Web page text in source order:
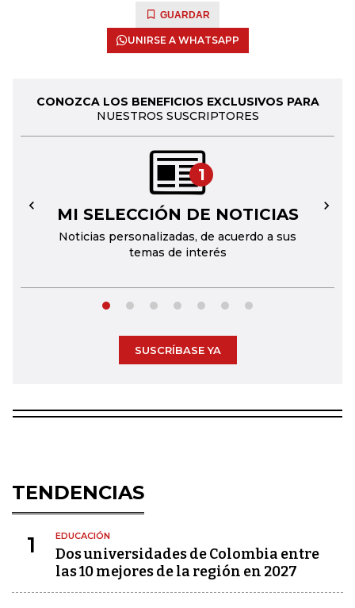
GUARDAR
UNIRSE A WHATSAPP
CONOZCA LOS BENEFICIOS EXCLUSIVOS PARA
NUESTROS SUSCRIPTORES
1
MI SELECCIÓN DE NOTICIAS
Noticias personalizadas, de acuerdo a sus
temas de interés
← →
SUSCRÍBASE YA
TENDENCIAS
1 EDUCACIÓN
Dos universidades de Colombia entre
las 10 mejores de la región en 2027